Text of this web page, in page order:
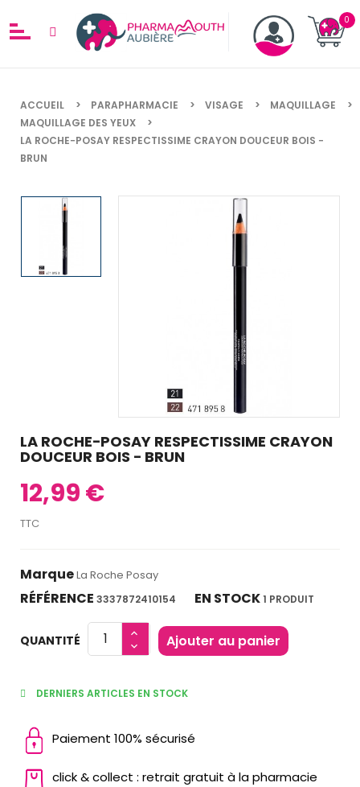
ACCUEIL PARAPHARMACIE VISAGE
MAQUILLAGE
MAQUILLAGE DES YEUX
LA ROCHE−POSAY RESPECTISSIME CRAYON DOUCEUR BOIS −
BRUN
LA ROCHE−POSAY RESPECTISSIME CRAYON
DOUCEUR BOIS − BRUN
12,99 €
TTC
MarqueLa Roche Posay
RÉFÉRENCE 3337872410154 EN STOCK1 PRODUIT
QUANTITÉ Ajouter au panier
DERNIERS ARTICLES EN STOCK
Paiement 100% sécurisé
click & collect : retrait gratuit à la pharmacie